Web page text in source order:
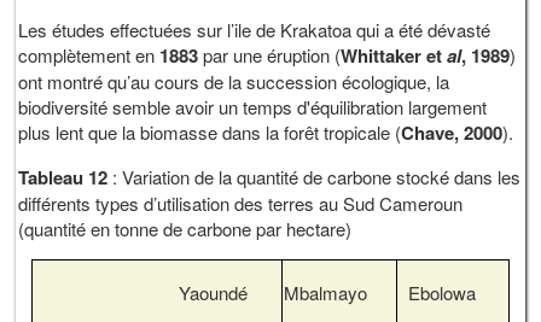
Les études effectuées sur l’ile de Krakatoa qui a été dévasté
complètement en 1883par une éruption (Whittaker etal, 1989)
ont montré qu’au cours de la succession écologique, la
biodiversité semble avoir un temps d'équilibration largement
plus lent que la biomasse dans la forêt tropicale (Chave, 2000).
Tableau 12 : Variation de la quantité de carbone stocké dans les
différents types d’utilisation des terres au Sud Cameroun
(quantité en tonne de carbone par hectare)
Yaoundé Mbalmayo Ebolowa